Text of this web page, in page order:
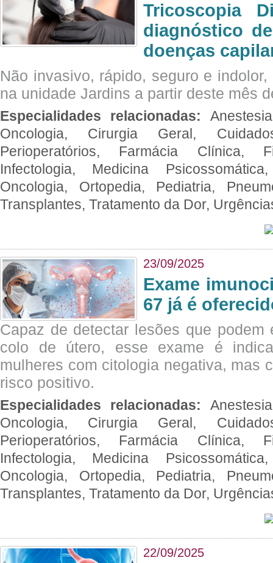
Tricoscopia
diagnóstico
doenças
Não invasivo, rápido, seguro e
na unidade Jardins a partir deste mês
Especialidades relacionadas:
Oncologia, Cirurgia Geral,
Perioperatórios, Farmácia Clínica,
Infectologia, Medicina
Oncologia, Ortopedia, Pediatria,
Transplantes, Tratamento da Dor,
23/09/2025
Exame
67 já é
Capaz de detectar lesões que
colo de útero, esse exame é
mulheres com citologia negativa, mas
risco positivo.
Especialidades relacionadas:
Oncologia, Cirurgia Geral,
Perioperatórios, Farmácia Clínica,
Infectologia, Medicina
Oncologia, Ortopedia, Pediatria,
Transplantes, Tratamento da Dor,
22/09/2025